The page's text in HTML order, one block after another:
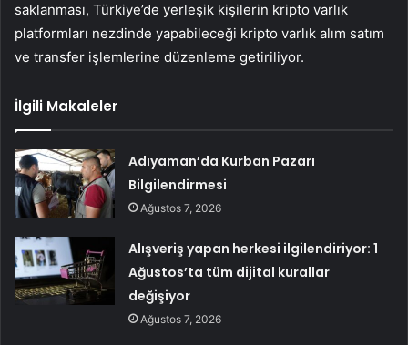
saklanması, Türkiye’de yerleşik kişilerin kripto varlık
platformları nezdinde yapabileceği kripto varlık alım satım
ve transfer işlemlerine düzenleme getiriliyor.
İlgili Makaleler
Adıyaman’da Kurban Pazarı
Bilgilendirmesi
Ağustos 7, 2026
Alışveriş yapan herkesi ilgilendiriyor: 1
Ağustos’ta tüm dijital kurallar
değişiyor
Ağustos 7, 2026